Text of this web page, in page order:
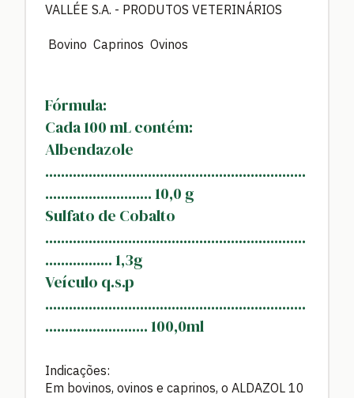
VALLÉE S.A. - PRODUTOS VETERINÁRIOS
Bovino Caprinos Ovinos
Fórmula:
Cada 100 mL contém:
Albendazole
..................................................................
...........................10,0 g
Sulfato de Cobalto
..................................................................
.................1,3g
Veículo q.s.p
..................................................................
..........................100,0ml
Indicações:
Em bovinos, ovinos e caprinos, o ALDAZOL 10